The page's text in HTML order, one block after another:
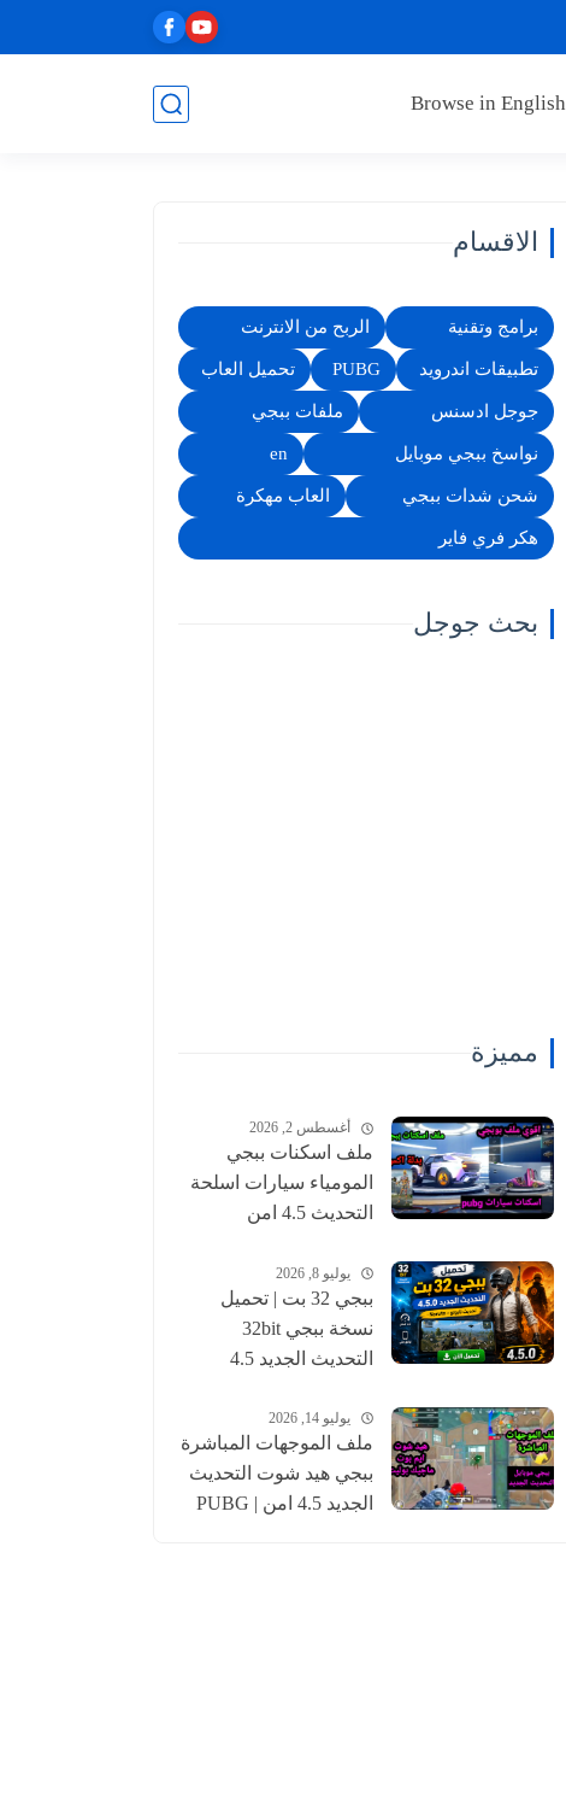
Browse in English
الاقسام
برامج وتقنية الربح من الانترنت
تطبيقات اندرويد PUBG تحميل العاب
جوجل ادسنس ملفات ببجي
نواسخ ببجي موبايل en
شحن شدات ببجي العاب مهكرة
هكر فري فاير
بحث جوجل
مميزة
أغسطس 2, 2026
ملف اسكنات ببجي
المومياء سيارات اسلحة
التحديث 4.5 امن
pubgskins
يوليو 8, 2026
ببجي 32 بت | تحميل
نسخة ببجي 32bit
التحديث الجديد 4.5
يوليو 14, 2026
ملف الموجهات المباشرة
ببجي هيد شوت التحديث
الجديد 4.5 امن | PUBG